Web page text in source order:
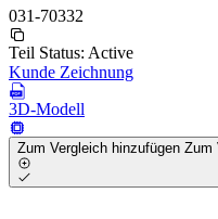
031-70332
Teil Status: Active
Kunde Zeichnung
3D-Modell
Zum Vergleich hinzufügen Zum